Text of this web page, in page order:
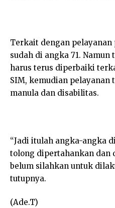
Terkait dengan pelayanan
sudah di angka 71.
harus terus diperbaiki
SIM, kemudian pelayanan
manula dan disabilitas.
“Jadi itulah angka-angka
tolong dipertahankan dan
belum silahkan untuk
tutupnya.
(Ade.T)